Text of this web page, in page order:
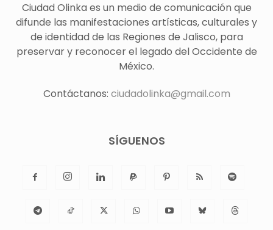
Ciudad Olinka es un medio de comunicación que
difunde las manifestaciones artísticas, culturales y
de identidad de las Regiones de Jalisco, para
preservar y reconocer el legado del Occidente de
México.
Contáctanos: ciudadolinka@gmail.com
SÍGUENOS